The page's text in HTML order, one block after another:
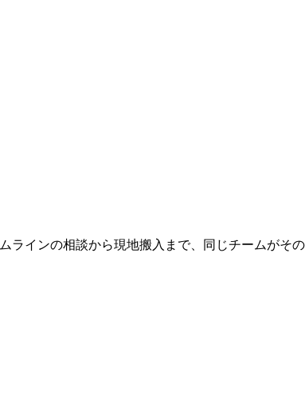
インの相談から現地搬入まで、同じチームがその